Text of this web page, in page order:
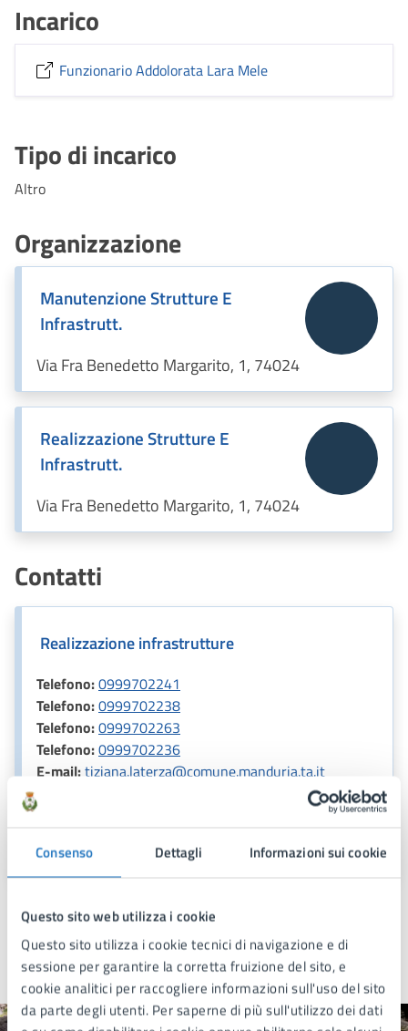
Consenso Dettagli Informazioni sui cookie
Questo sito web utilizza i cookie
Questo sito utilizza i cookie tecnici di navigazione e di
sessione per garantire la corretta fruizione del sito, e
cookie analitici per raccogliere informazioni sull'uso del sito
da parte degli utenti. Per saperne di più sull'utilizzo dei dati
Incarico
Funzionario Addolorata Lara Mele
Tipo di incarico
Altro
Organizzazione
Manutenzione Strutture E
Infrastrutt.
Via Fra Benedetto Margarito, 1, 74024
Realizzazione Strutture E
Infrastrutt.
Via Fra Benedetto Margarito, 1, 74024
Contatti
Realizzazione infrastrutture
Telefono:0999702241
Telefono:0999702238
Telefono:0999702263
Telefono:0999702236
E-mail:tiziana.laterza@comune.manduria.ta.it
piero.montalbano@comune.manduria.ta.it
E-mail:
addoloratalara.mele@comune.manduria.ta.it
Ultimo aggiornamento:13/04/2025, 19:32